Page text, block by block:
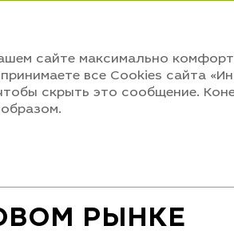
РЫНКЕ
сайте максимально
все Cookies сайта
скрыть это сообщение.